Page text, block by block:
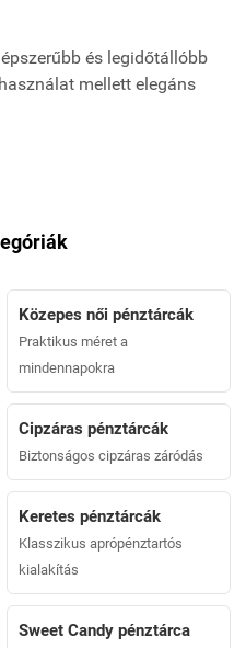
és legidőtállóbb
mellett elegáns
Közepes női pénztárcák
Praktikus méret a
mindennapokra
Cipzáras pénztárcák
Biztonságos cipzáras záródás
Keretes pénztárcák
Klasszikus aprópénztartós
kialakítás
Sweet Candy pénztárca